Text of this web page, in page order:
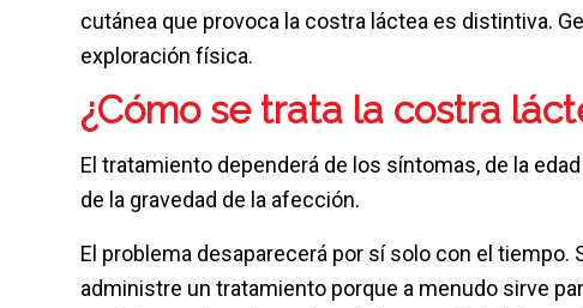
cutánea que provoca la costra láctea es distintiva.
exploración física.
¿Cómo se trata la costra
El tratamiento dependerá de los síntomas, de la
de la gravedad de la afección.
El problema desaparecerá por sí solo con el
administre un tratamiento porque a menudo sirve